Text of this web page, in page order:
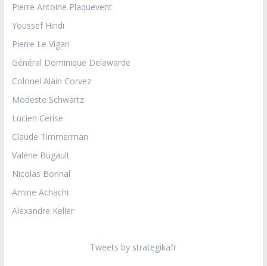
Pierre Antoine Plaquevent
Youssef Hindi
Pierre Le Vigan
Général Dominique Delawarde
Colonel Alain Corvez
Modeste Schwartz
Lucien Cerise
Claude Timmerman
Valérie Bugault
Nicolas Bonnal
Amine Achachi
Alexandre Keller
Tweets by strategikafr